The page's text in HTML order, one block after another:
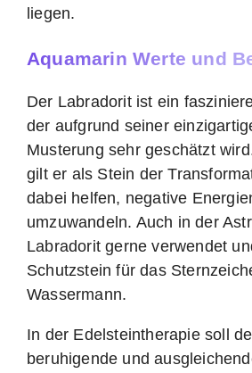
liegen.
Aquamarin Werte und
Der Labradorit ist ein
der aufgrund seiner
Musterung sehr geschätzt
gilt er als Stein der
dabei helfen, negative
umzuwandeln. Auch in der
Labradorit gerne verwendet
Schutzstein für das
Wassermann.
In der Edelsteintherapie soll
beruhigende und